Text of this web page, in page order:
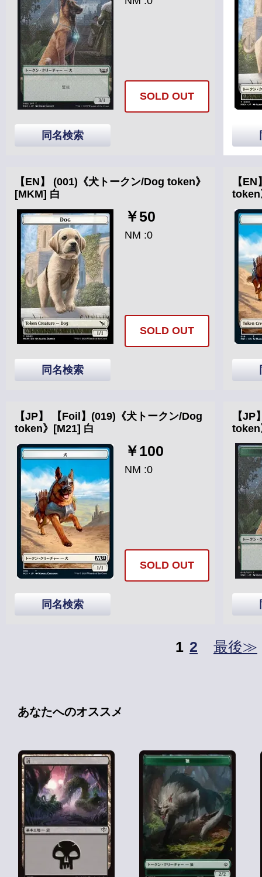
SOLD OUT
同名検索
【EN】 (001)《犬トークン/Dog token》
[MKM] 白
￥50
NM :0
SOLD OUT
同名検索
【
token
【JP】 【Foil】(019)《犬トークン/Dog
token》[M21] 白
￥100
NM :0
SOLD OUT
同名検索
【
token
1 2 最後≫
あなたへのオススメ